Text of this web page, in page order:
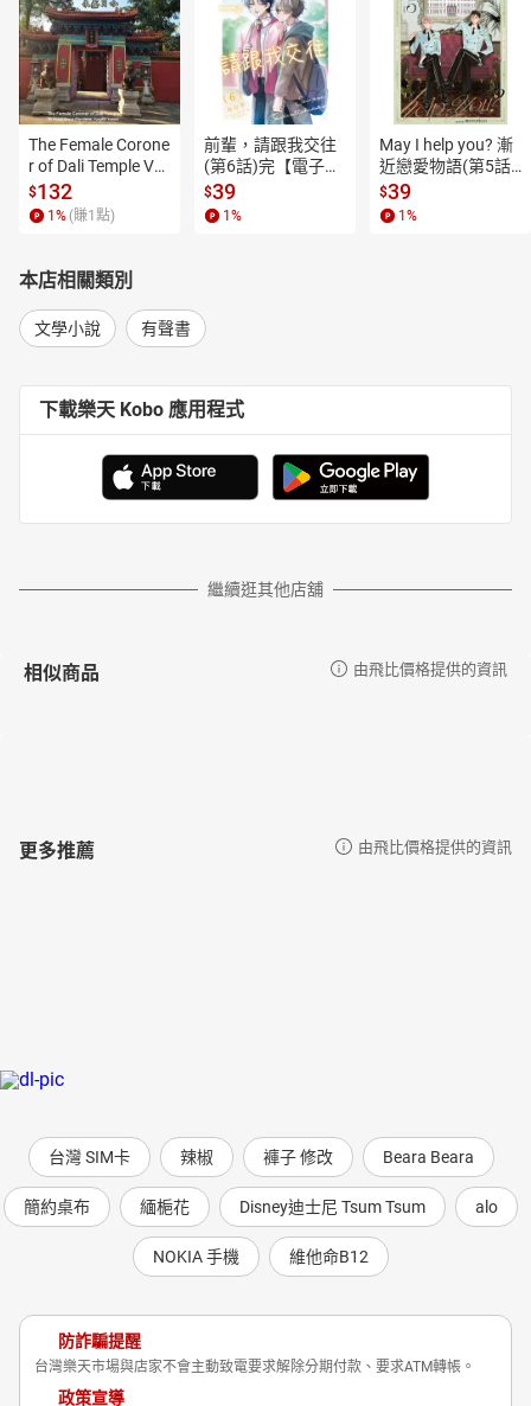
The Female Corone
r of Dali Temple Vo
l.6【有聲書】
$132
1 % (賺1 點)
前輩，請跟我交往
(第6話)完【電子
書】
$39
1 %
May I help you? 漸
近戀愛物語(第5話)
【電子書】
$39
1 %
本店相關類別
文學小說 有聲書
下載樂天 Kobo 應用程式
繼續逛其他店舖
相似商品 由飛比價格提供的資訊
更多推薦 由飛比價格提供的資訊
台灣 SIM卡 辣椒 褲子 修改 Beara Beara
簡約桌布 緬梔花 Disney迪士尼 Tsum Tsum alo
NOKIA 手機 維他命B12
防詐騙提醒
台灣樂天市場與店家不會主動致電要求解除分期付款、要求ATM轉帳。
政策宣導